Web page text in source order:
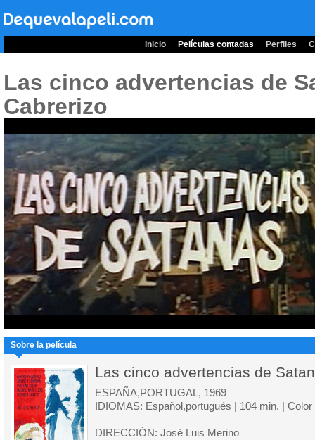
Inicio Películas contadas Perfiles
Las cinco advertencias de
Cabrerizo
Sobre la película
Las cinco advertencias de
ESPAÑA,PORTUGAL, 1969
IDIOMAS: Español,portugués | 104 min. |
DIRECCIÓN: José Luis Merino